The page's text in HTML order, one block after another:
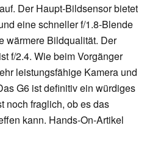
Der Haupt-Bildsensor bietet
eine schneller f/1.8-Blende
wärmere Bildqualität. Der
f/2.4. Wie beim Vorgänger
leistungsfähige Kamera und
G6 ist definitiv ein würdiges
noch fraglich, ob es das
kann. Hands-On-Artikel